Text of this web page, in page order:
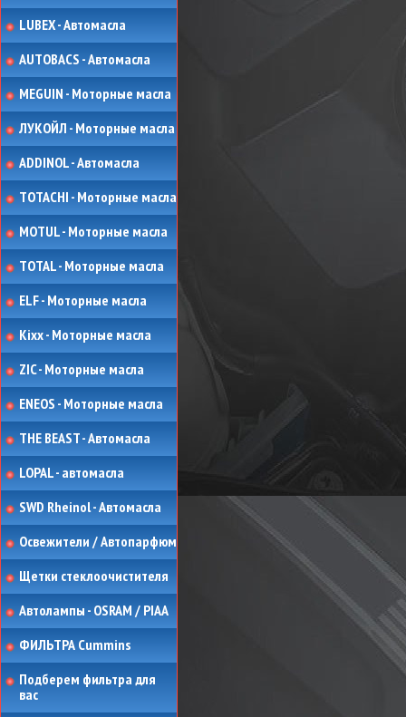
LUBEX - Автомасла
AUTOBACS - Автомасла
MEGUIN - Моторные масла
ЛУКОЙЛ - Моторные масла
ADDINOL - Автомасла
TOTACHI - Моторные масла
MOTUL - Моторные масла
TOTAL - Моторные масла
ELF - Моторные масла
Kixx - Моторные масла
ZIC - Моторные масла
ENEOS - Моторные масла
THE BEAST - Автомасла
LOPAL - автомасла
SWD Rheinol - Автомасла
Освежители / Автопарфюм
Щетки стеклоочистителя
Автолампы - OSRAM / PIAA
ФИЛЬТРА Cummins
Подберем фильтра для
вас